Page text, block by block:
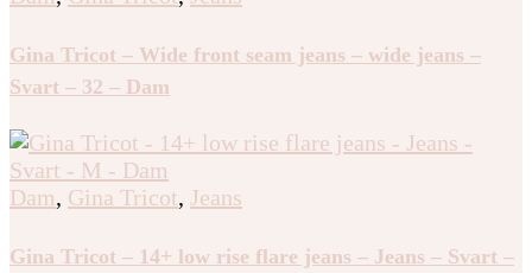
Gina Tricot – Wide front seam jeans – wide jeans –
Svart – 32 – Dam
Dam, Gina Tricot, Jeans
Gina Tricot – 14+ low rise flare jeans – Jeans – Svart –